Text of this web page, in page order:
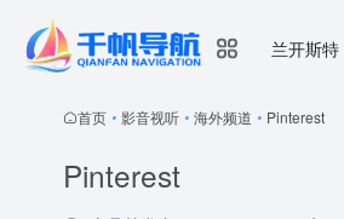
兰开斯特
首页 • 影音视听 • 海外频道 • Pinterest
Pinterest